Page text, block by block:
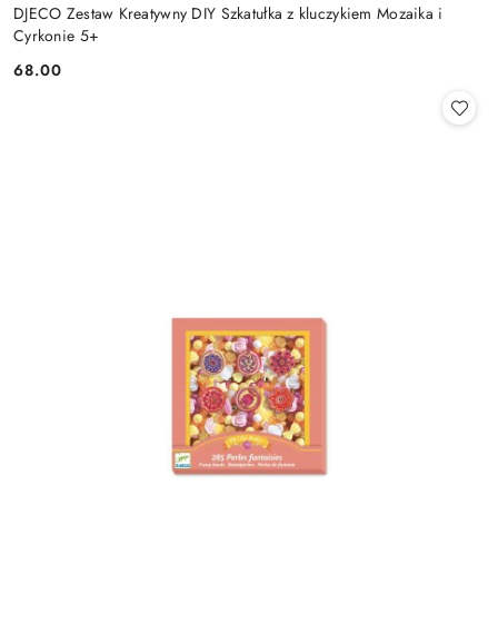
DJECO Zestaw Kreatywny DIY Szkatułka z kluczykiem Mozaika i
Cyrkonie 5+
Cena:
68.00